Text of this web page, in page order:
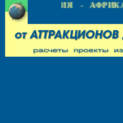
- АЗИЯ - АФРИКА